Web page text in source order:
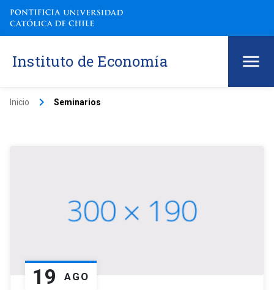
Instituto de Economía
Inicio keyboard_arrow_right Seminarios
19 AGO